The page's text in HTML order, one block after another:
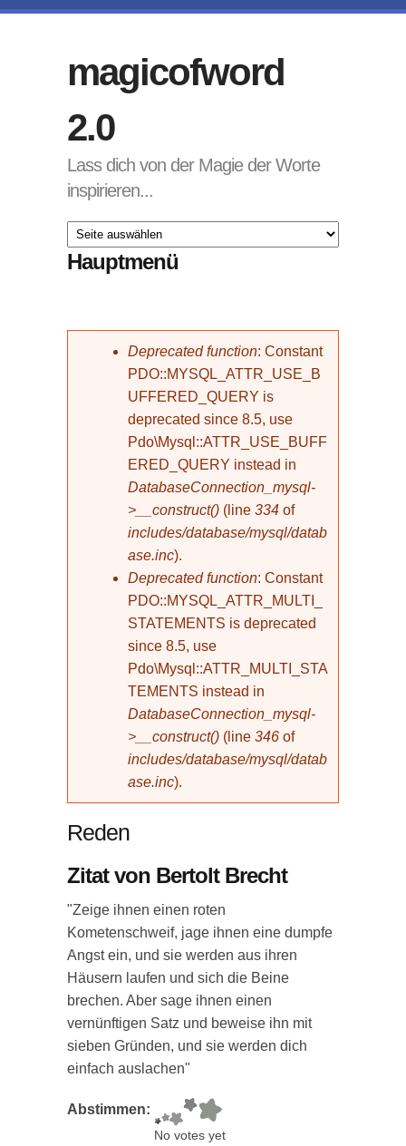
magicofword
2.0
Lass dich von der Magie der Worte
inspirieren...
Hauptmenü
Fehlermeldung
Deprecated function: Constant
PDO::MYSQL_ATTR_USE_B
UFFERED_QUERY is
deprecated since 8.5, use
Pdo\Mysql::ATTR_USE_BUFF
ERED_QUERY instead in
DatabaseConnection_mysql-
>__construct() (line 334 of
includes/database/mysql/datab
ase.inc).
Deprecated function: Constant
PDO::MYSQL_ATTR_MULTI_
STATEMENTS is deprecated
since 8.5, use
Pdo\Mysql::ATTR_MULTI_STA
TEMENTS instead in
DatabaseConnection_mysql-
>__construct() (line 346 of
includes/database/mysql/datab
ase.inc).
Reden
Zitat von Bertolt Brecht
"Zeige ihnen einen roten
Kometenschweif, jage ihnen eine dumpfe
Angst ein, und sie werden aus ihren
Häusern laufen und sich die Beine
brechen. Aber sage ihnen einen
vernünftigen Satz und beweise ihn mit
sieben Gründen, und sie werden dich
einfach auslachen"
Abstimmen:
No votes yet